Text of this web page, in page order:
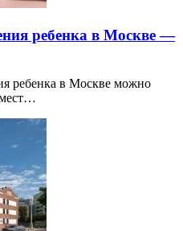
ребенка в Москве —
ребенка в Москве можно